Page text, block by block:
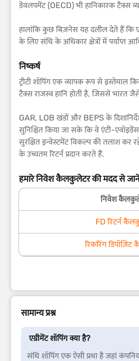
डेवलपमेंट (OECD) भी हानिकारक टैक्स
हालांकि कुछ बिज़नेस यह दलील देते हैं कि
के लिए संधि के अधिकार क्षेत्रों में पर्याप्त
निष्कर्ष
ट्रीटी शॉपिंग एक व्यापक रूप से इस्तेमाल
टैक्स राजस्व हानि होती है, जिससे भारत
GAR, LOB खंडों और BEPS के
सुनिश्चित किया जा सके कि वे एंटी-
सुरक्षित इन्वेस्टमेंट विकल्प की तलाश कर
के उच्चतम रिटर्न प्रदान करते हैं.
हमारे निवेश कैलकुलेटर की मदद से
निवेश
FD रिटर्न
रिकरिंग
सामान्य प्रश्न
एग्रीमेंट शॉपिंग क्या है?
संधि शॉपिंग एक ऐसी प्रथा है जहां